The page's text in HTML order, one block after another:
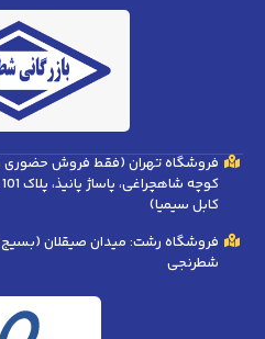
فروشگاه تهران (فقط فروش حضوری
کابل سیمیا)
فروشگاه رشت: میدان صیقلان
شطرنجی